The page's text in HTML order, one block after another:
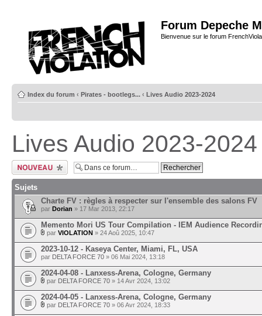
Forum Depeche
Bienvenue sur le forum
Index du forum ‹ Pirates - bootlegs... ‹ Lives Audio 2023-2024
Lives Audio 2023-2024
Ecrire un nouveau
sujet
Sujets
Charte FV : règles à respecter sur l'ensemble des salons FV
par Dorian » 17 Mar 2013, 22:17
Memento Mori US Tour Compilation - IEM Audience
par VIOLATION » 24 Aoû 2025, 10:47
2023-10-12 - Kaseya Center, Miami, FL, USA
par DELTA FORCE 70 » 06 Mai 2024, 13:18
2024-04-08 - Lanxess-Arena, Cologne, Germany
par DELTA FORCE 70 » 14 Avr 2024, 13:02
2024-04-05 - Lanxess-Arena, Cologne, Germany
par DELTA FORCE 70 » 06 Avr 2024, 18:33